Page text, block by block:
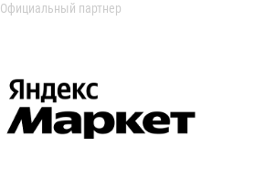
Официальный партнер